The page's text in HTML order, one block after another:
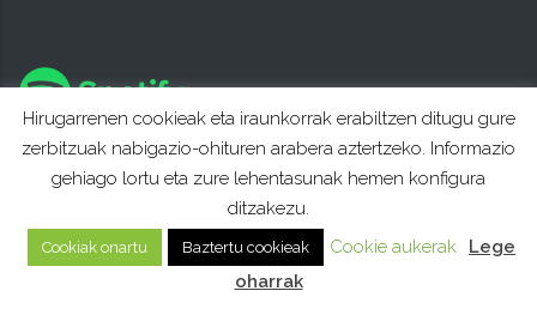
Hirugarrenen cookieak eta iraunkorrak erabiltzen ditugu gure
zerbitzuak nabigazio-ohituren arabera aztertzeko. Informazio
gehiago lortu eta zure lehentasunak hemen konfigura
ditzakezu.
Cookiak onartu Baztertu cookieak Cookie aukerak
Lege
oharrak